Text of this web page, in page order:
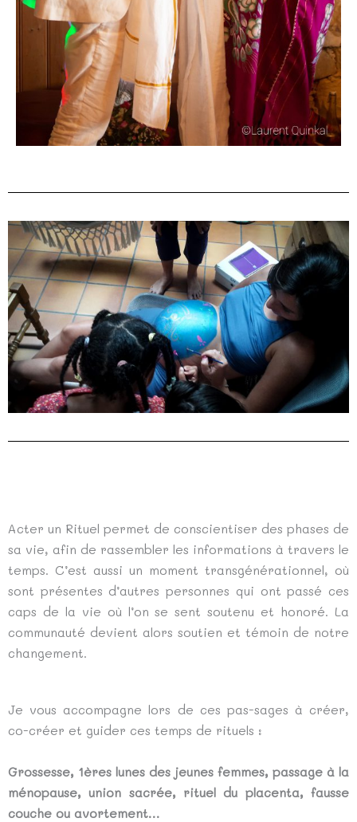
Acter un Rituel permet de conscientiser des phases de
sa vie, afin de rassembler les informations à travers le
temps. C’est aussi un moment transgénérationnel, où
sont présentes d’autres personnes qui ont passé ces
caps de la vie où l’on se sent soutenu et honoré. La
communauté devient alors soutien et témoin de notre
changement.
Je vous accompagne lors de ces pas-sages à créer,
co-créer et guider ces temps de rituels :
Grossesse, 1ères lunes des jeunes femmes, passage à la
ménopause, union sacrée, rituel du placenta, fausse
couche ou avortement…